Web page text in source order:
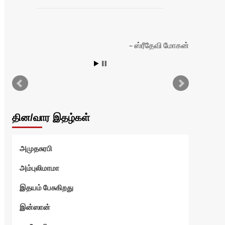
ஸ்ரீதேவி மோகன்
தின/வார இதழ்கள்
அமுதசுரபி
அம்புலிமாமா
இதயம் பேசுகிறது
இன்ஸான்